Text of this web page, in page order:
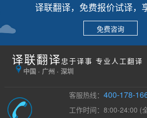
译联翻译，免费报价试译，
免费咨询
译联翻译 忠于译事 专业人工翻译
中国 · 广州 · 深圳
客服热线：400-178-
工作时间：8:00-24:00 (